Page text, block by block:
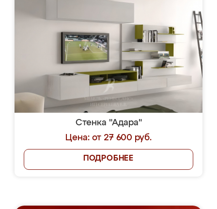
Стенка "Адара"
Цена: от 27 600 руб.
ПОДРОБНЕЕ